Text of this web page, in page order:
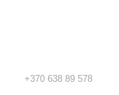
+370 638 89 578